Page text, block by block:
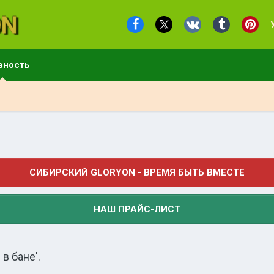
СИБИРСКИЙ GLORYON - ВРЕМЯ БЫТЬ ВМЕСТЕ
НАШ ПРАЙС-ЛИСТ
бане'.